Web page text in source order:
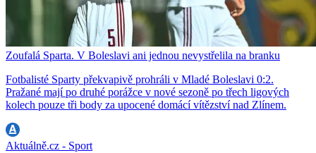
Zoufalá Sparta. V Boleslavi ani jednou nevystřelila na branku
Fotbalisté Sparty překvapivě prohráli v Mladé Boleslavi 0:2.
Pražané mají po druhé porážce v nové sezoně po třech ligových
kolech pouze tři body za upocené domácí vítězství nad Zlínem.
Aktuálně.cz - Sport